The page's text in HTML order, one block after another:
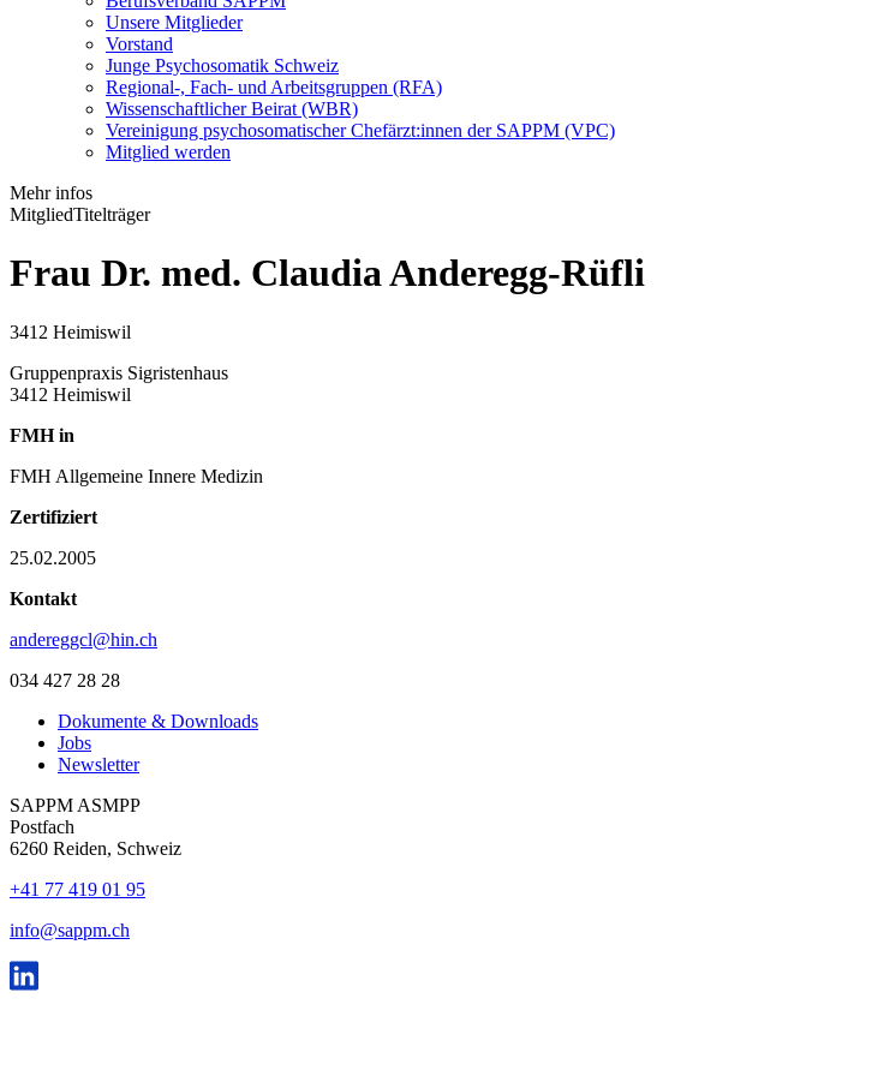
Unsere Mitglieder
Vorstand
Junge Psychosomatik Schweiz
Regional-, Fach- und Arbeitsgruppen (RFA)
Wissenschaftlicher Beirat (WBR)
Vereinigung psychosomatischer Chefärzt:innen der SAPPM (VPC)
Mitglied werden
Mehr infos
MitgliedTitelträger
Frau Dr. med. Claudia Anderegg-Rüfli
3412 Heimiswil
Gruppenpraxis Sigristenhaus
3412 Heimiswil
FMH in
FMH Allgemeine Innere Medizin
Zertifiziert
25.02.2005
Kontakt
andereggcl@hin.ch
034 427 28 28
Dokumente & Downloads
Jobs
Newsletter
SAPPM ASMPP
Postfach
6260 Reiden, Schweiz
+41 77 419 01 95
info@sappm.ch